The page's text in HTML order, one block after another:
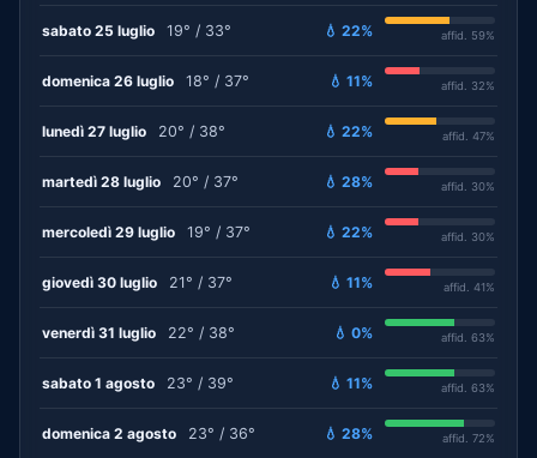
sabato 25 luglio 19° / 33° 💧 22% affid. 59%
domenica 26 luglio 18° / 37° 💧 11% affid. 32%
lunedì 27 luglio 20° / 38° 💧 22% affid. 47%
martedì 28 luglio 20° / 37° 💧 28% affid. 30%
mercoledì 29 luglio 19° / 37° 💧 22% affid. 30%
giovedì 30 luglio 21° / 37° 💧 11% affid. 41%
venerdì 31 luglio 22° / 38° 💧 0% affid. 63%
sabato 1 agosto 23° / 39° 💧 11% affid. 63%
domenica 2 agosto 23° / 36° 💧 28% affid. 72%